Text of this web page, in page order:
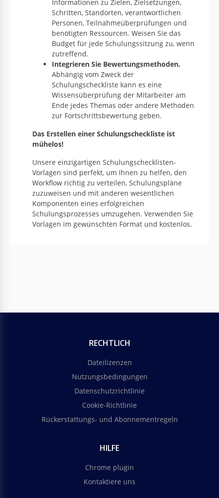
Informationen zu Zielen, Zielsetzungen,
Schritten, Standorten, verantwortlichen
Personen, Teilnahmeüberprüfungen und
benötigten Ressourcen. Weisen Sie das
Budget für jede Schulungssitzung zu, wenn
zutreffend.
Integrieren Sie Bewertungsmethoden.
Abhängig vom Zweck der
Schulungscheckliste kann es eine
Wissensüberprüfung der Mitarbeiter am
Ende jedes Themas oder andere Methoden
zur Fortschrittsbewertung geben.
Das Erstellen einer Schulungscheckliste ist
mühelos!
Unsere einzigartigen Schulungschecklisten-
Vorlagen sind perfekt, um Ihnen zu helfen, den
Workflow richtig zu verteilen, Schulungspläne
zuzuweisen und mit anderen wesentlichen
Komponenten eines erfolgreichen
Schulungsprozesses umzugehen. Verwenden Sie
Vorlagen im gewünschten Format und kostenlos.
RECHTLICH
Dateilizenzen
Nutzungsbedingungen
Datenschutzrichtlinie
Cookie-Richtlinie
Rückerstattungs- und Abonnementregeln
HILFE
Chrome plugin
Kontaktiere uns